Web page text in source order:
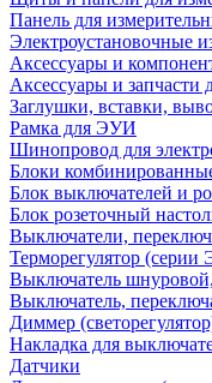
Панель для
Электроустановочные
Аксессуары и
Аксессуары и
Заглушки, вставки,
Рамка для ЭУИ
Шинопровод для
Блоки
Блок выключателей и
Блок розеточный
Выключатели,
Терморегулятор
Выключатель
Выключатель,
Диммер
Накладка для
Датчики